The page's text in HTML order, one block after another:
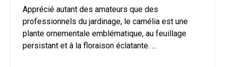
Apprécié autant des amateurs que des
professionnels du jardinage, le camélia est une
plante ornementale emblématique, au feuillage
persistant et à la floraison éclatante. ...